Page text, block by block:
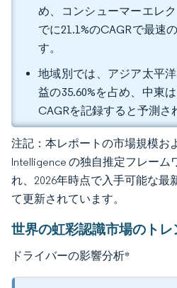
め、コンシューマーエレ
でに21.1%のCAGRで最速
す。
地域別では、アジア太平
益の35.60%を占め、中東
CAGRを記録すると予測さ
注記：本レポートの市場規模お
Intelligence の独自推定フレーム
れ、2026年時点で入手可能な最
て更新されています。
世界の虹彩認識市場のトレ
ドライバーの影響分析*